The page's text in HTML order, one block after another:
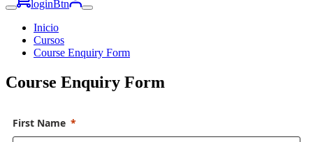
loginBtn
Inicio
Cursos
Course Enquiry Form
Course Enquiry Form
First Name